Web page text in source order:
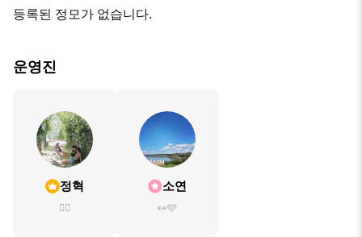
등록된 정모가 없습니다.
운영진
정혁
✍🏻
소연
👀🩵